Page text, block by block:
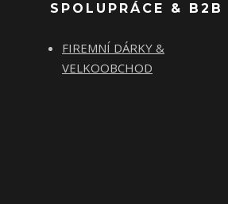
SPOLUPRÁCE & B2B
FIREMNÍ DÁRKY &
VELKOOBCHOD